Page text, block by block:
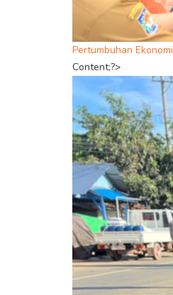
Pertumbuhan
Content;?>